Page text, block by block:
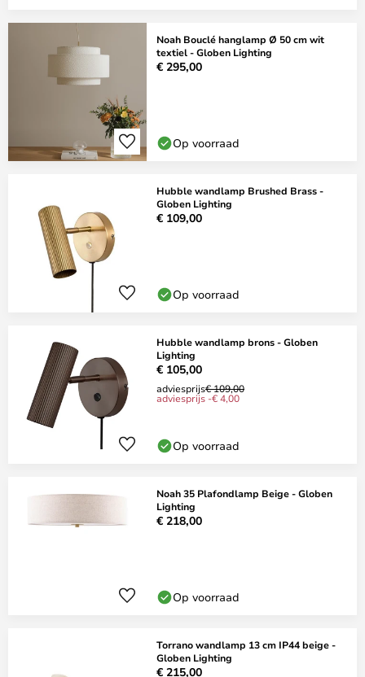
Noah Bouclé hanglamp Ø 50 cm wit
textiel - Globen Lighting
€ 295,00
Op voorraad
Hubble wandlamp Brushed Brass -
Globen Lighting
€ 109,00
Op voorraad
Hubble wandlamp brons - Globen
Lighting
€ 105,00
adviesprijs€ 109,00
adviesprijs -€ 4,00
Op voorraad
Noah 35 Plafondlamp Beige - Globen
Lighting
€ 218,00
Op voorraad
Torrano wandlamp 13 cm IP44 beige -
Globen Lighting
€ 215,00